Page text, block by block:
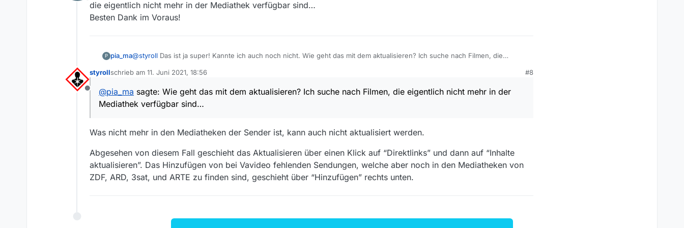
vorhanden…
Solche fehlende Sendungen gibt’s immer wieder, gerade wenn auf der Website selbst Fehler vorliegen/vorlagen (“Teile 2 und
Und man kann dort die Inhalte auch aktualisieren, wenn die Direktlinks nicht mehr gültig sind.
Offline
die eigentlich nicht mehr in der Mediathek verfügbar sind…
Besten Dank im Voraus!
P pia_ma@styroll Das ist ja super! Kannte ich auch noch nicht. Wie geht das mit dem aktualisieren? Ich suche nach Filmen, die
Besten Dank im Voraus!
Offline
styrollschrieb am 11. Juni 2021, 18:56
zuletzt editiert von
#8
@pia_ma sagte: Wie geht das mit dem aktualisieren? Ich suche nach Filmen, die eigentlich nicht mehr in der
Mediathek verfügbar sind…
Was nicht mehr in den Mediatheken der Sender ist, kann auch nicht aktualisiert werden.
Abgesehen von diesem Fall geschieht das Aktualisieren über einen Klick auf “Direktlinks” und dann auf “Inhalte
aktualisieren”. Das Hinzufügen von bei Vavideo fehlenden Sendungen, welche aber noch in den Mediatheken von
ZDF, ARD, 3sat, und ARTE zu finden sind, geschieht über “Hinzufügen” rechts unten.